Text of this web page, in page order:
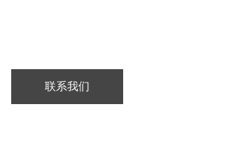
联系我们